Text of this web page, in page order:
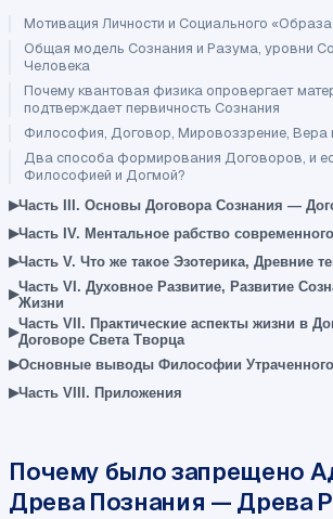
Мотивация Личности и Социального
Общая модель Сознания и Разума, уровни
Человека
Почему квантовая физика опровергает
подтверждает первичность Сознания
Философия, Договор, Мировоззрение, Вера
Два способа формирования Договоров, и
Философией и Догмой?
▸Часть III. Основы Договора Сознания —
▸Часть IV. Ментальное рабство
▸Часть V. Что же такое Эзотерика, Древние
▸Часть VI. Духовное Развитие, Развитие
Жизни
▸Часть VII. Практические аспекты жизни в
Договоре Света Творца
▸Основные выводы Философии Утраченного
▸Часть VIII. Приложения
Почему было запрещено
Древа Познания — Древа